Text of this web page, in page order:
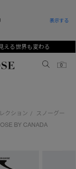
える世界も変わる
Canada Goose
0
クション /
スノーグー
BY CANADA
表示する